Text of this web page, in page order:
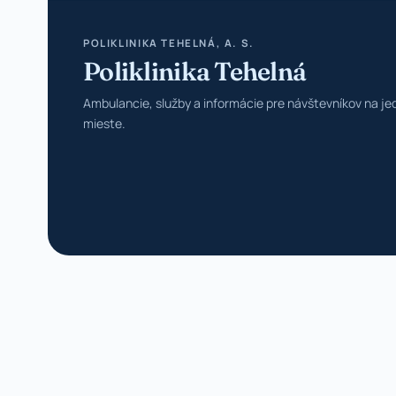
POLIKLINIKA TEHELNÁ, A. S.
Poliklinika Tehelná
Ambulancie, služby a informácie pre návštevníkov na
mieste.